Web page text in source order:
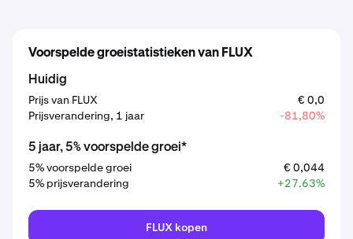
Voorspelde groeistatistieken van FLUX
Huidig
Prijs van FLUX
€ 0,0
Prijsverandering, 1 jaar
-81,80%
5 jaar, 5% voorspelde groei*
5% voorspelde groei
€ 0,044
5% prijsverandering
+27.63%
FLUX kopen